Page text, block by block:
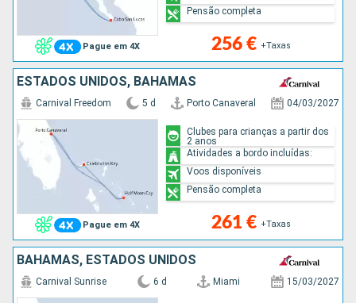
Pague em 4X 256 € +Taxas
Pensão completa
ESTADOS UNIDOS, BAHAMAS
Pague em 4X
Carnival Freedom 5 d Porto Canaveral 04/03/2027
261 € +Taxas
Clubes para crianças a partir dos
2 anos
Atividades a bordo incluídas:
Voos disponíveis
Pensão completa
BAHAMAS, ESTADOS UNIDOS
Carnival Sunrise 6 d Miami 15/03/2027